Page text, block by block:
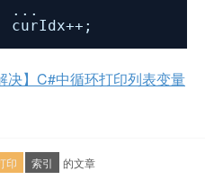
...
curIdx++;
决】C#中循环打印列表变量
印 索引 的文章